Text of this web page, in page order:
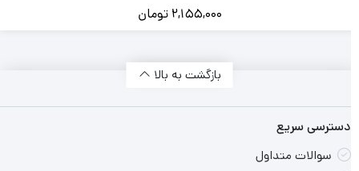
2,155,000تومان
بازگشت به بالا
دسترسی سریع
سوالات متداول